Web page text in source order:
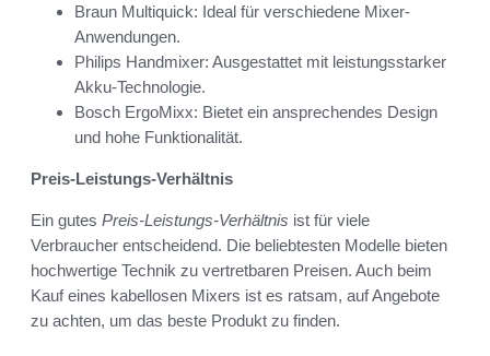
Braun Multiquick: Ideal für verschiedene Mixer-
Anwendungen.
Philips Handmixer: Ausgestattet mit leistungsstarker
Akku-Technologie.
Bosch ErgoMixx: Bietet ein ansprechendes Design
und hohe Funktionalität.
Preis-Leistungs-Verhältnis
Ein gutes Preis-Leistungs-Verhältnis ist für viele
Verbraucher entscheidend. Die beliebtesten Modelle bieten
hochwertige Technik zu vertretbaren Preisen. Auch beim
Kauf eines kabellosen Mixers ist es ratsam, auf Angebote
zu achten, um das beste Produkt zu finden.